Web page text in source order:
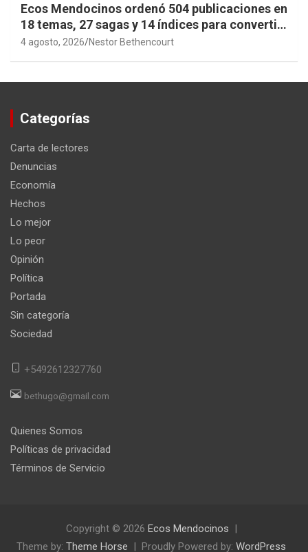
Ecos Mendocinos ordenó 504 publicaciones en
18 temas, 27 sagas y 14 índices para convertir
años de investigación en memoria pública
4 agosto, 2026 Nestor Bethencourt
Categorías
Carta de lectores
Denuncias
Economía
Hechos
Lo mejor
Lo peor
Opinión
Política
Portada
Sin categoría
Sociedad
+5492612327760
bethugo@gmail.com
Quienes Somos
Políticas de privacidad
Términos de Servicio
Copyright © 2026 Ecos Mendocinos
Theme by: Theme Horse Proudly Powered by: WordPress